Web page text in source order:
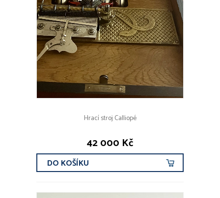
Hrací stroj Calliopé
42 000 Kč
DO KOŠÍKU